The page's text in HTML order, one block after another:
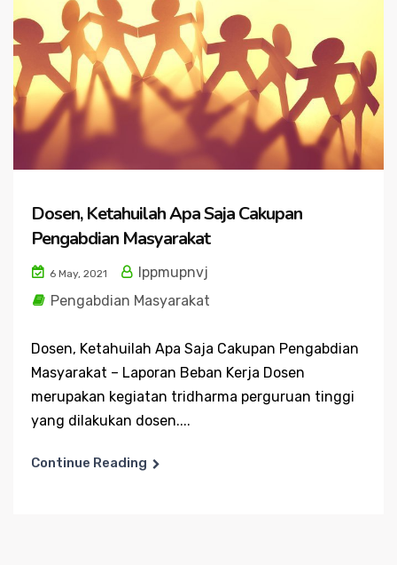
Dosen, Ketahuilah Apa Saja Cakupan
Pengabdian Masyarakat
6 May, 2021
lppmupnvj
Pengabdian Masyarakat
Dosen, Ketahuilah Apa Saja Cakupan Pengabdian
Masyarakat – Laporan Beban Kerja Dosen
merupakan kegiatan tridharma perguruan tinggi
yang dilakukan dosen....
Continue Reading